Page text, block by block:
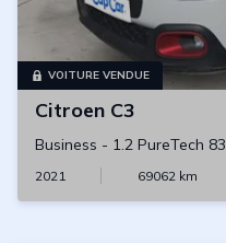
VOITURE VENDUE
Citroen C3
Business - 1.2 PureTech 83
2021 69062km